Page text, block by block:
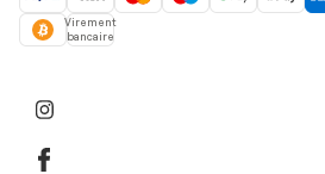
Virement
bancaire